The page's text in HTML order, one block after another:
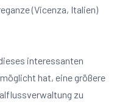
(Vicenza, Italien)
interessanten
hat, eine größere
zu